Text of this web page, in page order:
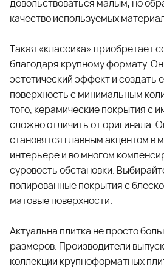
довольствоваться малым, но
качество используемых
Такая «классика» приобретает
благодаря крупному формату.
эстетический эффект и
поверхность с минимальным
того, керамические покрытия с
сложно отличить от оригинала.
становятся главным акцентом в
интерьере и во многом
суровость обстановки.
полированные покрытия с
матовые поверхности.
Актуальна плитка не просто
размеров. Производители
коллекции крупноформатных